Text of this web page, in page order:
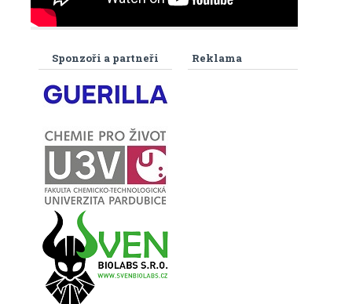
Reklama
Sponzoři a partneři